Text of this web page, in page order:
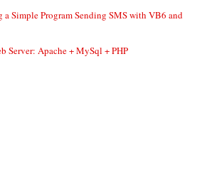
a Simple Program Sending SMS with VB6 and
Server: Apache + MySql + PHP